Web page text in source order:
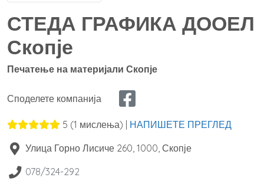
СТЕДА ГРАФИКА ДООЕЛ
Скопје
Печатење на материјали Скопје
Споделете компанија
5 (1 мислења) | НАПИШЕТЕ ПРЕГЛЕД
Улица Горно Лисиче 260, 1000 Скопје
078/324-292